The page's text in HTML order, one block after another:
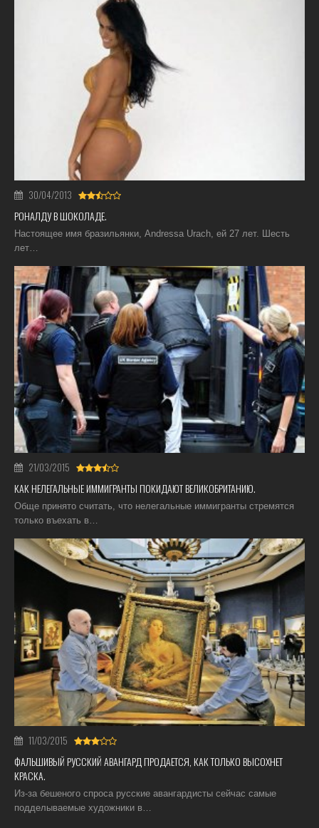
30/04/2013
РОНАЛДУ В ШОКОЛАДЕ.
Настоящее имя бразильянки, Andressa Urach, ей 27 лет. Шесть
лет…
21/03/2015
КАК НЕЛЕГАЛЬНЫЕ ИММИГРАНТЫ ПОКИДАЮТ ВЕЛИКОБРИТАНИЮ.
Обще принято считать, что нелегальные иммигранты стремятся
только въехать в…
11/03/2015
ФАЛЬШИВЫЙ РУССКИЙ АВАНГАРД ПРОДАЕТСЯ, КАК ТОЛЬКО ВЫСОХНЕТ
КРАСКА.
Из-за бешеного спроса русские авангардисты сейчас самые
подделываемые художники в…